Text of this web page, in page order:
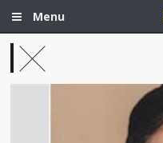
Menu